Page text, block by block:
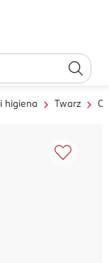
higiena Twarz